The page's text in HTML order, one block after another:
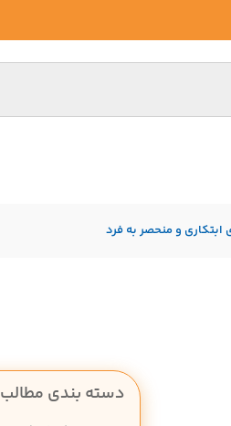
و منحصر به فرد
دسته بندی مطالب